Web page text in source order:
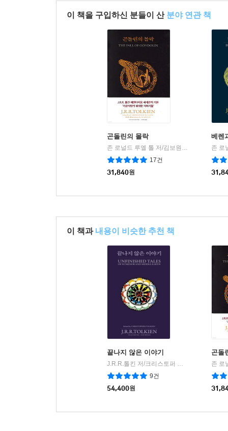
이 책을 구입하신 분들이 산 분야 연관 책
곤돌린의 몰락
존 로널드 루엘 톨 저/김보원 역/앨런 리 그림/크리스토퍼 톨킨 편
17건
31,840원
베렌
이 책과 내용이 비슷한 추천 책
끝나지 않은 이야기
J.R.R.톨킨 저/크리스토퍼 톨킨 편/김보원,박현묵 공역
9건
54,400원
곤돌